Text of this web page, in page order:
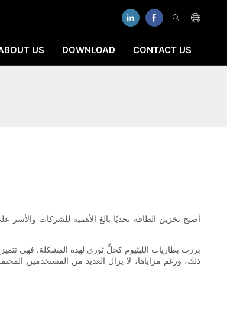
US DOWNLOAD CONTACT US
أصبح تخزين الطاقة تحديًا بالغ الأهمية للشركات
برزت بطاريات الليثيوم كحلٍّ ثوري لهذه المشكلة. فهي
ذلك، ورغم مزاياها، لا يزال العديد من المستخدمين